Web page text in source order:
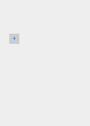
+